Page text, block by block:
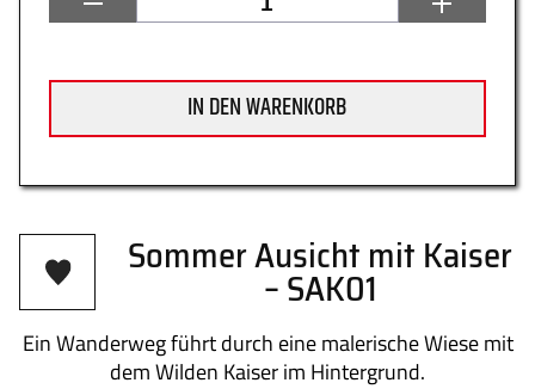
Newsletter Über uns
IN DEN WARENKORB
Sommer Ausicht mit Kaiser
– SAK01
Ein Wanderweg führt durch eine malerische Wiese mit
dem Wilden Kaiser im Hintergrund.